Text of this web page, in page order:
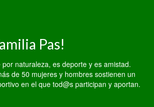
Pas!
naturaleza, es deporte y es amistad.
de 50 mujeres y hombres sostienen un
en el que tod@s participan y aportan.